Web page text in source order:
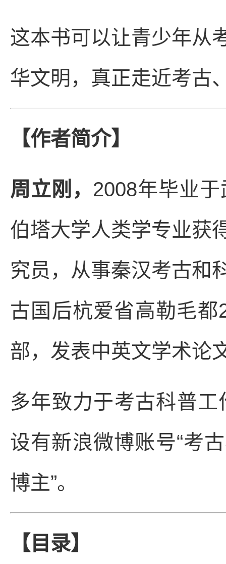
这本书可以让青少年从
华文明，真正走近考古
【作者简介】
周立刚， 2008年毕业
伯塔大学人类学专业获
究员，从事秦汉考古和
古国后杭爱省高勒毛
部，发表中英文学术论
多年致力于考古科普
设有新浪微博账号“考
博主”。
【目录】